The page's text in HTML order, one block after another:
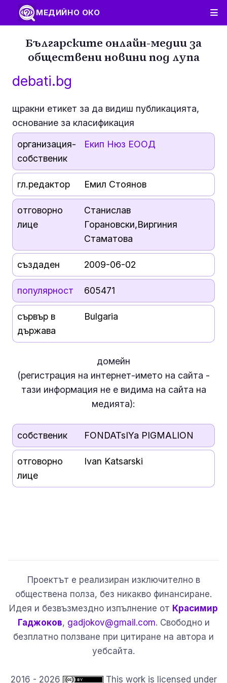
МЕДИЙНО ОКО
Българските онлайн-медии за
обществени новини под лупа
debati.bg
щракни етикет за да видиш публикацията,
основание за класификация
организация-
собственик
Екип Нюз ЕООД
гл.редактор Емил Стоянов
отговорно
лице
Станислав
Горановски,Виргиния
Стаматова
създаден 2009-06-02
популярност 605471
сървър в
държава
Bulgaria
домейн
(регистрация на интернет-името на сайта -
тази информация не евидима на сайта на
медията):
собственик FONDATsIYa PIGMALION
отговорно
лице
Ivan Katsarski
Проектът е реализиран изключително в
обществена полза, без никакво финансиране.
Идея и безвъзмездно изпълнение от Красимир
Гаджоков, gadjokov@gmail.com. Свободно и
безплатно ползване при цитиране на автора и
уебсайта.
2016 - 2026 This work is licensed under